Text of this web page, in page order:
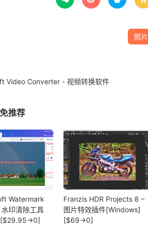
照片
Video Converter - 视频转换软件
推荐
Watermark
印清除工具
Franzis HDR Projects 8 –
图片特效插件[Windows]
[$69→0]